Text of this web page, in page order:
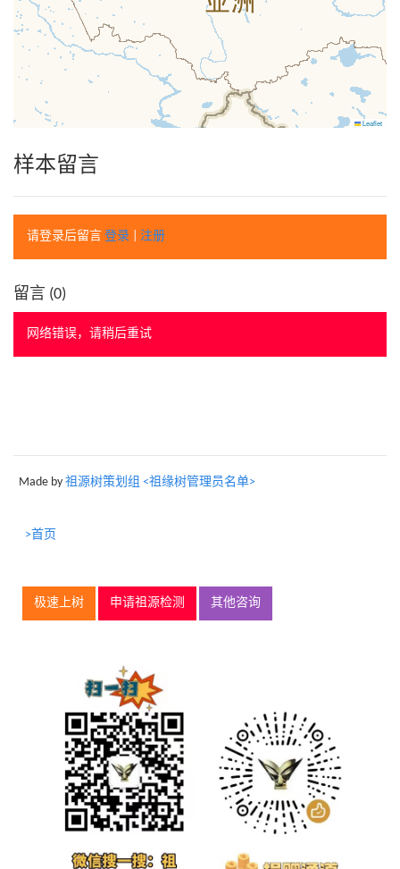
Leaflet
样本留言
请登录后留言 登录 注册
留言 (0)
网络错误，请稍后重试
Made by 祖源树策划组 <祖缘树管理员名单>
>首页
极速上树 申请祖源检测 其他咨询